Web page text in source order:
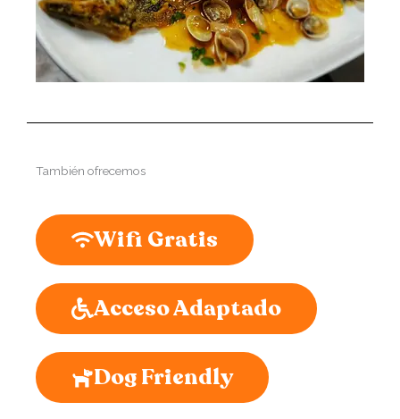
También ofrecemos
Wifi Gratis
Acceso Adaptado
Dog Friendly